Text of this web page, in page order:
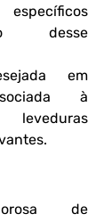
desse
em
à
de